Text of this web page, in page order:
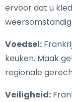
ervoor dat u
Voedsel:
keuken. Maak
regionale
Veiligheid: